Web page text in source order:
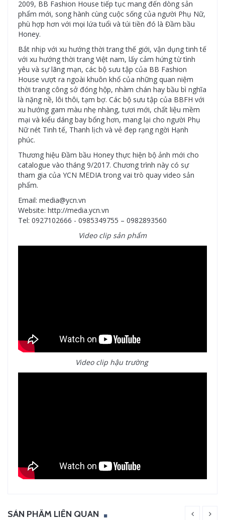
2009, BB Fashion House tiếp tục mang đến dòng sản
phẩm mới, song hành cùng cuộc sống của người Phụ Nữ,
phù hợp hơn với mọi lứa tuổi và túi tiền đó là Đầm bầu
Honey.
Bắt nhịp với xu hướng thời trang thế giới, vận dụng tinh tế
với xu hướng thời trang Việt nam, lấy cảm hứng từ tình
yêu và sự lãng mạn, các bộ sưu tập của BB Fashion
House vượt ra ngoài khuôn khổ của những quan niệm
thời trang công sở đóng hộp, nhàm chán hay bầu bì nghĩa
là nặng nề, lôi thôi, tạm bợ. Các bộ sưu tập của BBFH với
xu hướng gam màu nhẹ nhàng, tươi mới, chất liệu mềm
mại và kiểu dáng bay bổng hơn, mang lại cho người Phụ
Nữ nét Tinh tế, Thanh lịch và vẻ đẹp rạng ngời Hạnh
phúc.
Thương hiệu Đầm bầu Honey thực hiện bộ ảnh mới cho
catalogue vào tháng 9/2017. Chương trình này có sự
tham gia của YCN MEDIA trong vai trò quay video sản
phẩm.
Email: media@ycn.vn
Website: http://media.ycn.vn
Tel: 0927102666 - 0985349755 – 0982893560
Video clip sản phẩm
Video clip hậu trường
SẢN PHẨM LIÊN QUAN